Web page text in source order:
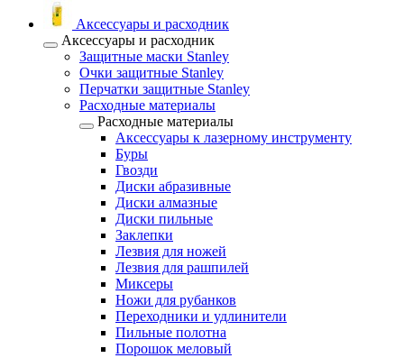
Аксессуары и расходник
Аксессуары и расходник
Защитные маски Stanley
Очки защитные Stanley
Перчатки защитные Stanley
Расходные материалы
Расходные материалы
Аксессуары к лазерному инструменту
Буры
Гвозди
Диски абразивные
Диски алмазные
Диски пильные
Заклепки
Лезвия для ножей
Лезвия для рашпилей
Миксеры
Ножи для рубанков
Переходники и удлинители
Пильные полотна
Порошок меловый